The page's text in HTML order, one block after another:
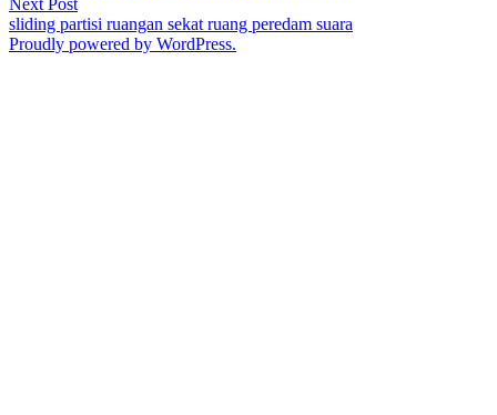
Next Post
post:
sliding partisi ruangan sekat ruang peredam suara
Proudly powered by WordPress.